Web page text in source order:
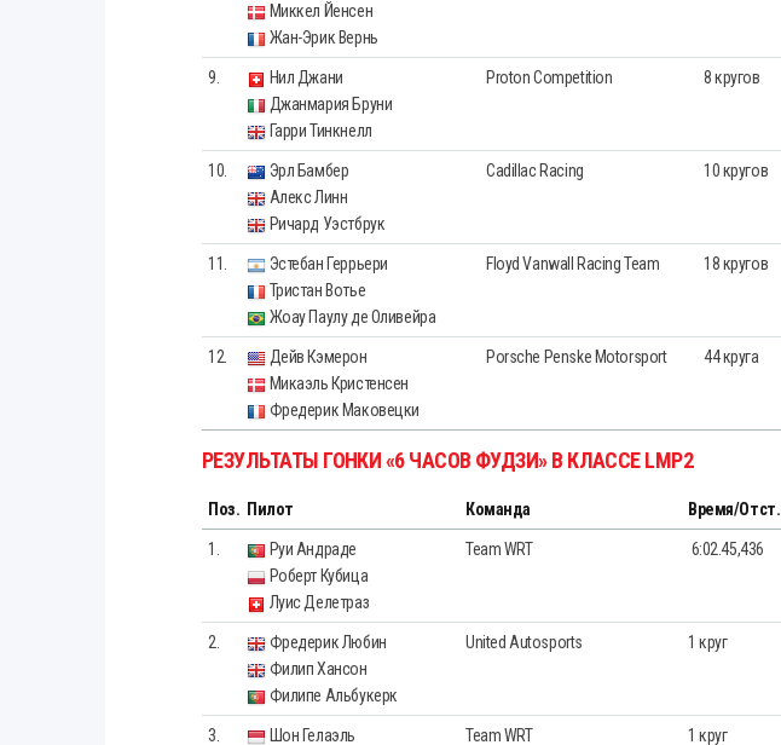
Миккел Йенсен
Жан-Эрик Вернь
9.
Нил Джани
Джанмария Бруни
Гарри Тинкнелл
Proton Competition 8 кругов
10.
Эрл Бамбер
Алекс Линн
Ричард Уэстбрук
Cadillac Racing 10 кругов
11.
Эстебан Геррьери
Тристан Вотье
Жоау Паулу де Оливейра
Floyd Vanwall Racing Team 18 кругов
12.
Дейв Кэмерон
Микаэль Кристенсен
Фредерик Маковецки
Porsche Penske Motorsport 44 круга
РЕЗУЛЬТАТЫ ГОНКИ «6 ЧАСОВ ФУДЗИ» В КЛАССЕ LMP2
Поз. Пилот Команда Время/Отст.
1.
Руи Андраде
Роберт Кубица
Луис Делетраз
Team WRT 6:02.45,436
2.
Фредерик Любин
Филип Хансон
Филипе Альбукерк
United Autosports 1 круг
3.
Шон Гелаэль
Team WRT 1 круг